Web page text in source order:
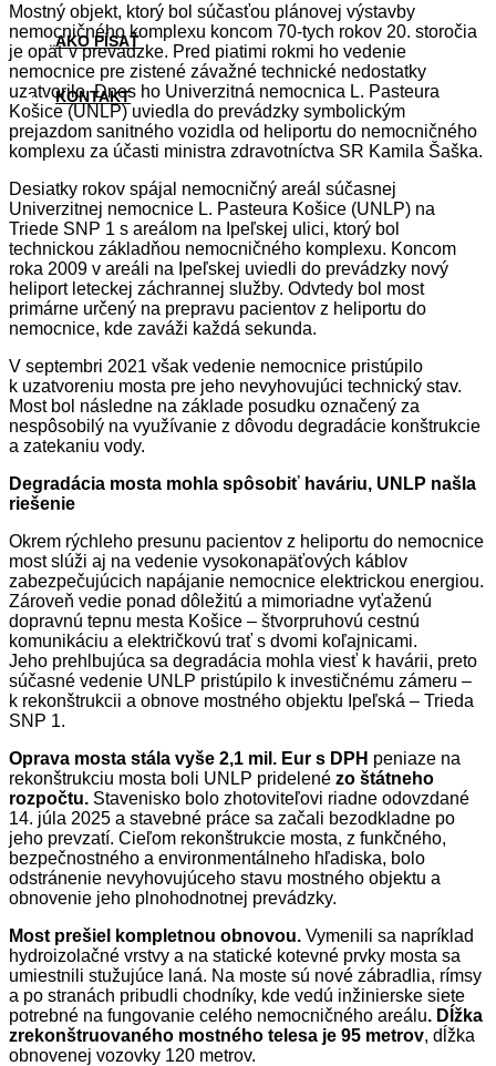
AKO PÍSAŤ
KONTAKT
Mostný objekt, ktorý bol súčasťou plánovej výstavby
nemocničného komplexu koncom 70-tych rokov 20. storočia
je opäť v prevádzke. Pred piatimi rokmi ho vedenie
nemocnice pre zistené závažné technické nedostatky
uzatvorilo. Dnes ho Univerzitná nemocnica L. Pasteura
Košice (UNLP) uviedla do prevádzky symbolickým
prejazdom sanitného vozidla od heliportu do nemocničného
komplexu za účasti ministra zdravotníctva SR Kamila Šaška.
Desiatky rokov spájal nemocničný areál súčasnej
Univerzitnej nemocnice L. Pasteura Košice (UNLP) na
Triede SNP 1 s areálom na Ipeľskej ulici, ktorý bol
technickou základňou nemocničného komplexu. Koncom
roka 2009 v areáli na Ipeľskej uviedli do prevádzky nový
heliport leteckej záchrannej služby. Odvtedy bol most
primárne určený na prepravu pacientov z heliportu do
nemocnice, kde zaváži každá sekunda.
V septembri 2021 však vedenie nemocnice pristúpilo
k uzatvoreniu mosta pre jeho nevyhovujúci technický stav.
Most bol následne na základe posudku označený za
nespôsobilý na využívanie z dôvodu degradácie konštrukcie
a zatekaniu vody.
Degradácia mosta mohla spôsobiť haváriu, UNLP našla
riešenie
Okrem rýchleho presunu pacientov z heliportu do nemocnice
most slúži aj na vedenie vysokonapäťových káblov
zabezpečujúcich napájanie nemocnice elektrickou energiou.
Zároveň vedie ponad dôležitú a mimoriadne vyťaženú
dopravnú tepnu mesta Košice – štvorpruhovú cestnú
komunikáciu a električkovú trať s dvomi koľajnicami.
Jeho prehlbujúca sa degradácia mohla viesť k havárii, preto
súčasné vedenie UNLP pristúpilo k investičnému zámeru –
k rekonštrukcii a obnove mostného objektu Ipeľská – Trieda
SNP 1.
Oprava mosta stála vyše 2,1 mil. Eur s DPH peniaze na
rekonštrukciu mosta boli UNLP pridelené zo štátneho
rozpočtu. Stavenisko bolo zhotoviteľovi riadne odovzdané
14. júla 2025 a stavebné práce sa začali bezodkladne po
jeho prevzatí. Cieľom rekonštrukcie mosta, z funkčného,
bezpečnostného a environmentálneho hľadiska, bolo
odstránenie nevyhovujúceho stavu mostného objektu a
obnovenie jeho plnohodnotnej prevádzky.
Most prešiel kompletnou obnovou. Vymenili sa napríklad
hydroizolačné vrstvy a na statické kotevné prvky mosta sa
umiestnili stužujúce laná. Na moste sú nové zábradlia, rímsy
a po stranách pribudli chodníky, kde vedú inžinierske siete
potrebné na fungovanie celého nemocničného areálu. Dĺžka
zrekonštruovaného mostného telesa je 95 metrov, dĺžka
obnovenej vozovky 120 metrov.